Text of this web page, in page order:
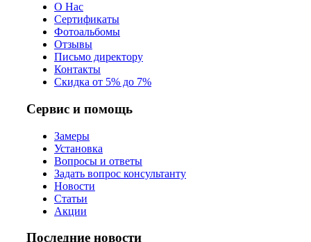
О Нас
Сертификаты
Фотоальбомы
Отзывы
Письмо директору
Контакты
Скидка от 5% до 7%
Сервис и помощь
Замеры
Установка
Вопросы и ответы
Задать вопрос консультанту
Новости
Статьи
Акции
Последние новости